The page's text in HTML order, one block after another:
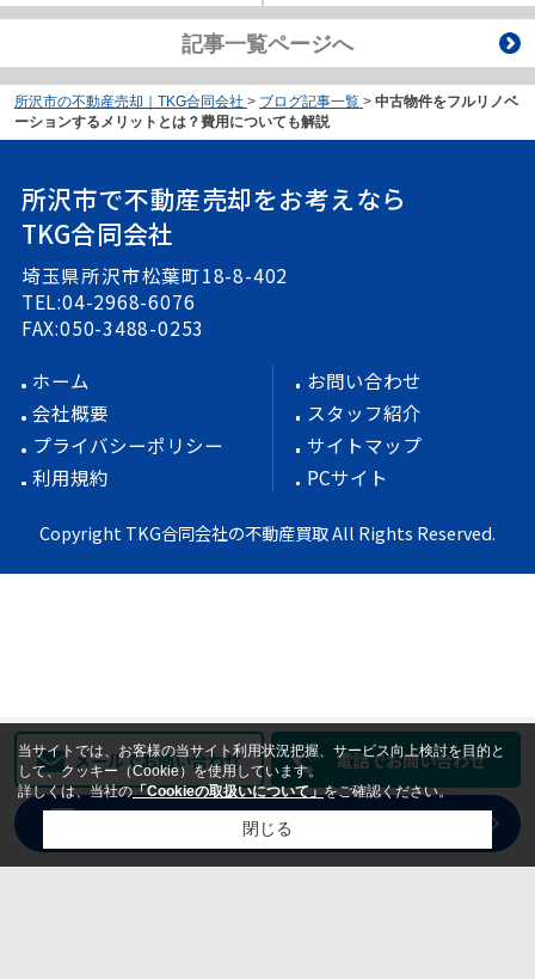
記事一覧ページへ
所沢市の不動産売却｜TKG合同会社 > ブログ記事一覧 > 中古物件をフルリノベ
ーションするメリットとは？費用についても解説
所沢市で不動産売却をお考えなら
TKG合同会社
埼玉県所沢市松葉町18-8-402
TEL:04-2968-6076
FAX:050-3488-0253
ホーム
会社概要
プライバシーポリシー
利用規約
お問い合わせ
スタッフ紹介
サイトマップ
PCサイト
Copyright TKG合同会社の不動産買取 All Rights Reserved.
メールでお問い合わせ 電話でお問い合わせ
WEBからラクラク無料依頼 売却査定
当サイトでは、お客様の当サイト利用状況把握、サービス向上検討を目的と
して、クッキー（Cookie）を使用しています。
詳しくは、当社の「Cookieの取扱いについて」をご確認ください。
閉じる